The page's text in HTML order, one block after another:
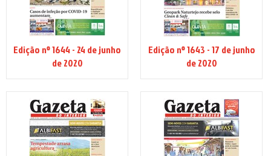
Edição nº 1644 - 24 de junho
de 2020
Edição nº 1643 - 17 de junho
de 2020